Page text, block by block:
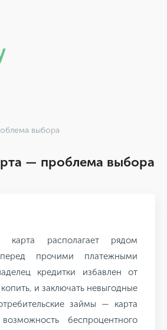
выбора
— проблема выбора
карта располагает рядом
прочими платежными
кредитки избавлен от
и заключать невыгодные
займы — карта
возможность беспроцентного